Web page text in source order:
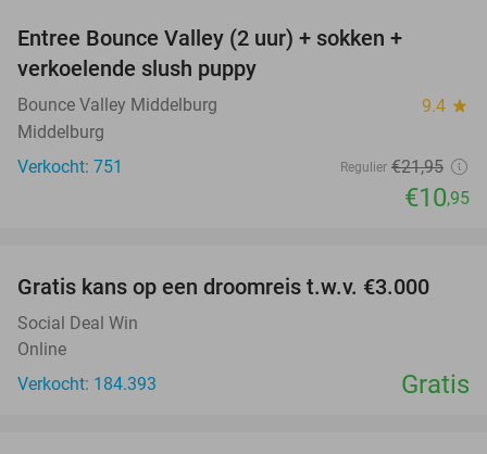
Entree Bounce Valley (2 uur) + sokken +
verkoelende slush puppy
Bounce Valley Middelburg 9.4 star
Middelburg
Verkocht: 751
Regulier €21,95
€10,95
Gratis kans op een droomreis t.w.v. €3.000
Social Deal Win
Online
Verkocht: 184.393
Gratis